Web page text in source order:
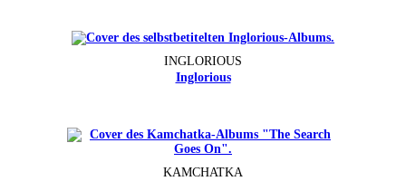
INGLORIOUS
Inglorious
KAMCHATKA